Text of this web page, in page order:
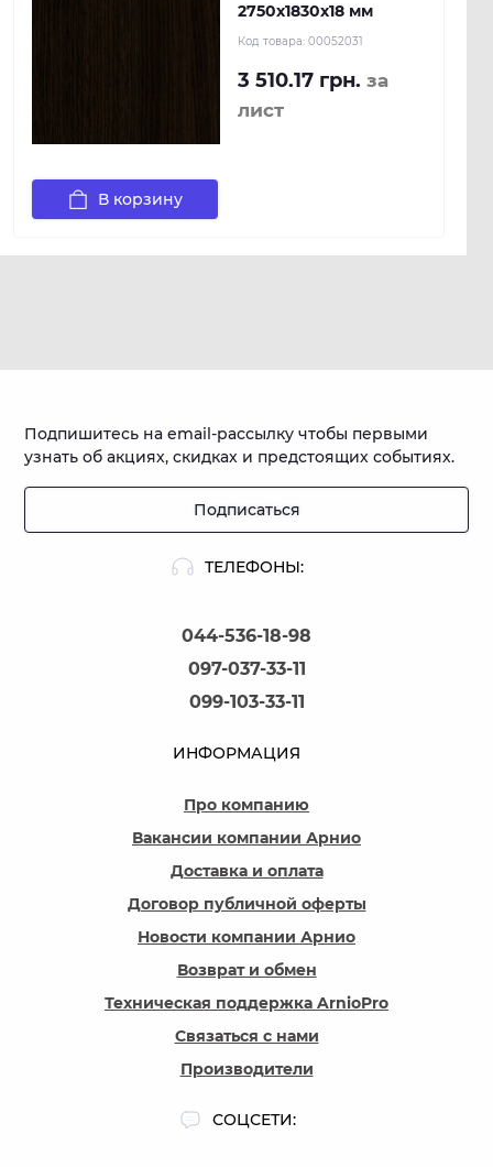
2750x1830x18 мм
Код товара: 00052031
3 510.17 грн. за
лист
В корзину
ТЕЛЕФОНЫ:
044-536-18-98
097-037-33-11
099-103-33-11
Подпишитесь на email-рассылку чтобы первыми
узнать об акциях, скидках и предстоящих событиях.
Подписаться
ИНФОРМАЦИЯ
Про компанию
Вакансии компании Арнио
Доставка и оплата
Договор публичной оферты
Новости компании Арнио
Возврат и обмен
Техническая поддержка ArnioPro
Связаться с нами
Производители
СОЦСЕТИ: